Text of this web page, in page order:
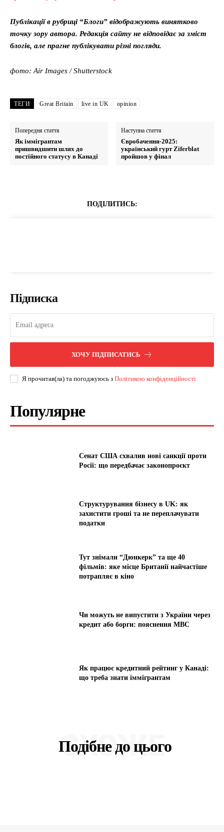
Публікації в рубриці “Блоги” відображують винятково
точку зору автора. Редакція сайту не відповідає за зміст
блогів, але прагне публікувати різні погляди.
фото: Air Images / Shutterstock
ТЕГИ Great Britain live in UK opinion
Попередня стаття
Як іммігрантам
пришвидшити шлях до
постійного статусу в Канаді
Наступна стаття
Євробачення-2025:
український гурт Ziferblat
пройшов у фінал
ПОДІЛИТИСЬ:
Підписка
ХОЧУ ПІДПИСАТИСЬ
Я прочитав(ла) та погоджуюсь з Політикою конфіденційності
Популярне
Сенат США схвалив нові санкції проти
Росії: що передбачає законопроєкт
Структурування бізнесу в UK: як
захистити гроші та не переплачувати
податки
Тут знімали “Дюнкерк” та ще 40
фільмів: яке місце Британії найчастіше
потрапляє в кіно
Чи можуть не випустити з України через
кредит або борги: пояснення МВС
Як працює кредитний рейтинг у Канаді:
що треба знати іммігрантам
Подібне до цього
СХОЖЕ